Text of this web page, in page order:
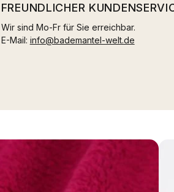
FREUNDLICHER
Wir sind Mo-Fr für Sie erreichbar.
E-Mail: info@bademantel-welt.de